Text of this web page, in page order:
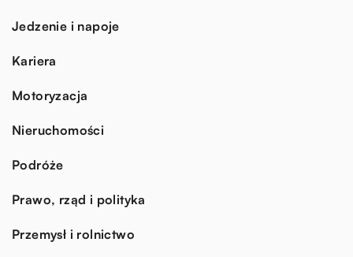
Jedzenie i napoje
Kariera
Motoryzacja
Nieruchomości
Podróże
Prawo, rząd i polityka
Przemysł i rolnictwo